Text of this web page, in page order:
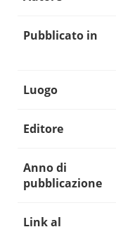
Pubblicato in
Luogo
Editore
Anno di
pubblicazione
Link al